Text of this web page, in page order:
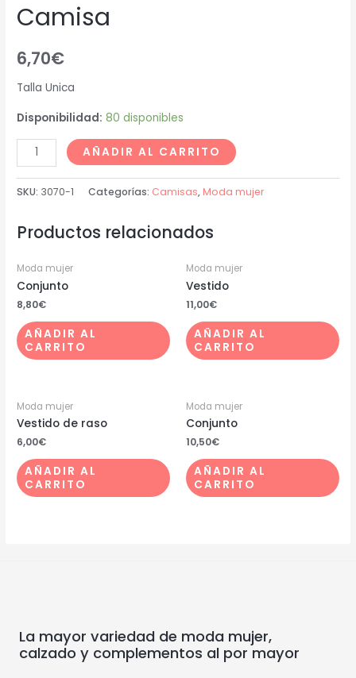
Camisa
6,70€
Talla Unica
Disponibilidad: 80 disponibles
AÑADIR AL CARRITO
SKU: 3070-1 Categorías: Camisas, Moda mujer
Productos relacionados
Moda mujer
Conjunto
8,80€
AÑADIR AL
CARRITO
Moda mujer
Vestido
11,00€
AÑADIR AL
CARRITO
Moda mujer
Vestido de raso
6,00€
AÑADIR AL
CARRITO
Moda mujer
Conjunto
10,50€
AÑADIR AL
CARRITO
La mayor variedad de moda mujer,
calzado y complementos al por mayor